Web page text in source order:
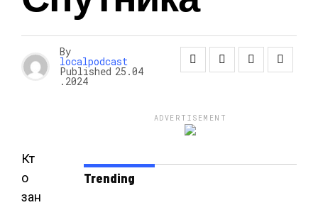
By
localpodcast
Published 25.04
.2024
Кт
о
зан
ADVERTISEMENT
Trending